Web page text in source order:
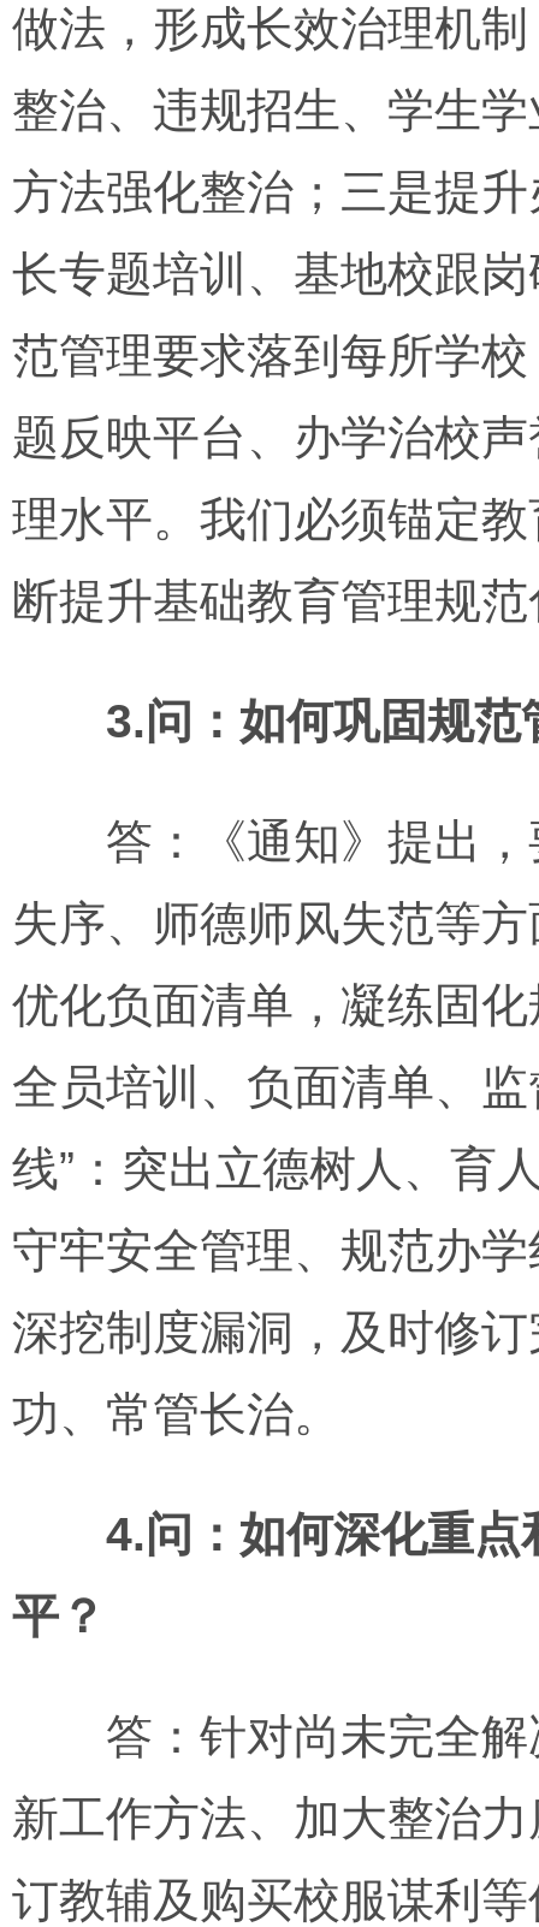
做法，形成长效治理机
整治、违规招生、学生
方法强化整治；三是提
长专题培训、基地校跟
范管理要求落到每所学
题反映平台、办学治校
理水平。我们必须锚定
断提升基础教育管理规
3.问：如何巩固规
答：《通知》提出，
失序、师德师风失范等
优化负面清单，凝练固
全员培训、负面清单、
线”：突出立德树人、育
守牢安全管理、规范办
深挖制度漏洞，及时修
功、常管长治。
4.问：如何深化重
平？
答：针对尚未完全解
新工作方法、加大整治
订教辅及购买校服谋利